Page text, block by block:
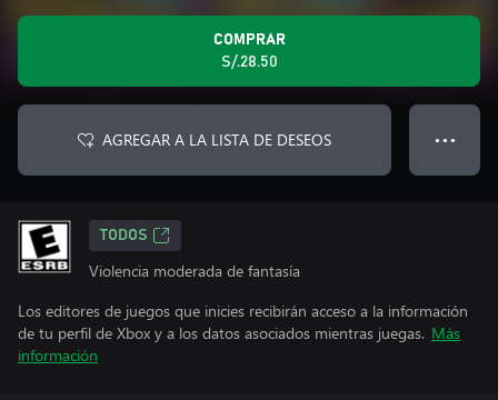
COMPRAR
S/.28.50
AGREGAR A LA LISTA DE DESEOS ● ● ●
TODOS
Violencia moderada de fantasía
Los editores de juegos que inicies recibirán acceso a la información
de tu perfil de Xbox y a los datos asociados mientras juegas. Más
información